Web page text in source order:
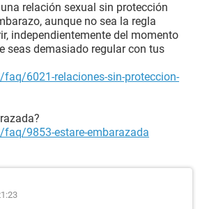
relación sexual sin protección
aunque no sea la regla
independientemente del momento
seas demasiado regular con tus
6021-relaciones-sin-proteccion-
9853-estare-embarazada